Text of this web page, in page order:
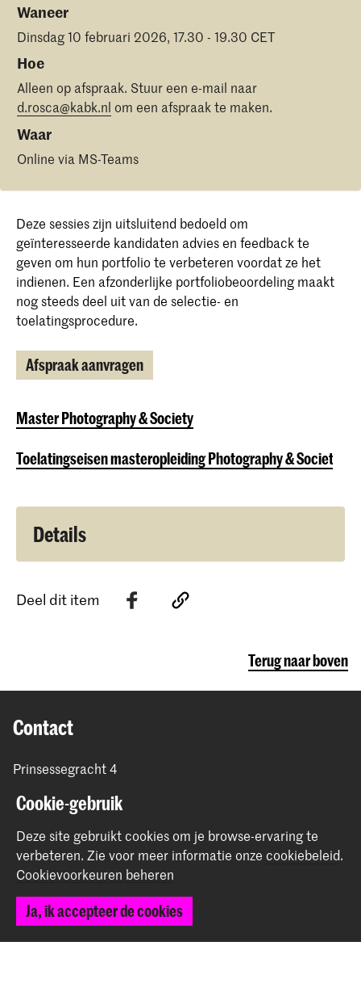
Waneer
Dinsdag 10 februari 2026, 17.30 - 19.30 CET
Hoe
Alleen op afspraak. Stuur een e-mail naar
d.rosca@kabk.nl om een afspraak te maken.
Waar
Online via MS-Teams
Deze sessies zijn uitsluitend bedoeld om
geïnteresseerde kandidaten advies en feedback te
geven om hun portfolio te verbeteren voordat ze het
indienen. Een afzonderlijke portfoliobeoordeling maakt
nog steeds deel uit van de selectie- en
toelatingsprocedure.
Afspraak aanvragen
Master Photography & Society
Toelatingseisen masteropleiding Photography & Society
Details
Deel dit item
Terug naar boven
Contact
Prinsessegracht 4
+31 (0) 70 315 47 77
communication@kabk.nl
Graduation Show 2026
Start je aanmelding hier
Werken bij de KABK
Contactinfo
Cookie-gebruik
Deze site gebruikt cookies om je browse-ervaring te
verbeteren. Zie voor meer informatie onze cookiebeleid.
Cookievoorkeuren beheren
Ja, ik accepteer de cookies